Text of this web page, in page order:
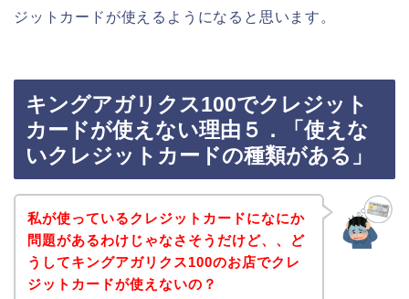
ジットカードが使えるようになると思います。
キングアガリクス100でクレジット
カードが使えない理由５．「使えな
いクレジットカードの種類がある」
私が使っているクレジットカードになにか
問題があるわけじゃなさそうだけど、、ど
うしてキングアガリクス100のお店でクレ
ジットカードが使えないの？